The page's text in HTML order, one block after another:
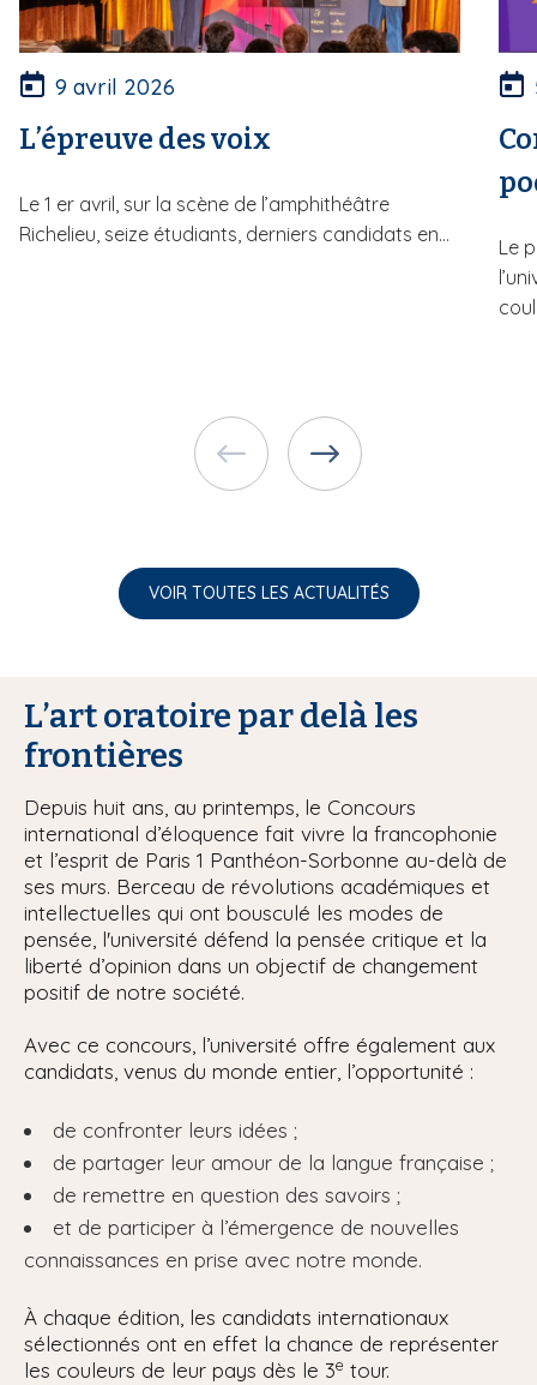
9 avril 2026
L’épreuve des voix
Le 1 er avril, sur la scène de l’amphithéâtre
Richelieu, seize étudiants, derniers candidats en...
Le
VOIR TOUTES LES ACTUALITÉS
L’art oratoire par delà les
frontières
Depuis huit ans, au printemps, le Concours
international d’éloquence fait vivre la francophonie
et l’esprit de Paris 1 Panthéon-Sorbonne au-delà de
ses murs. Berceau de révolutions académiques et
intellectuelles qui ont bousculé les modes de
pensée, l'université défend la pensée critique et la
liberté d’opinion dans un objectif de changement
positif de notre société.
Avec ce concours, l’université offre également aux
candidats, venus du monde entier, l’opportunité :
de confronter leurs idées ;
de partager leur amour de la langue française ;
de remettre en question des savoirs ;
et de participer à l’émergence de nouvelles
connaissances en prise avec notre monde.
À chaque édition, les candidats internationaux
sélectionnés ont en effet la chance de représenter
les couleurs de leur pays dès le 3e tour.